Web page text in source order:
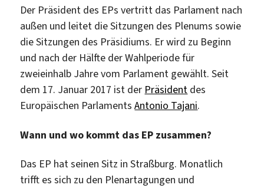
Der Präsident des EPs vertritt das Parlament nach
außen und leitet die Sitzungen des Plenums sowie
die Sitzungen des Präsidiums. Er wird zu Beginn
und nach der Hälfte der Wahlperiode für
zweieinhalb Jahre vom Parlament gewählt. Seit
dem 17. Januar 2017 ist der Präsident des
Europäischen ParlamentsAntonio Tajani.
Wann und wo kommt das EP zusammen?
Das EP hat seinen Sitz in Straßburg. Monatlich
trifft es sich zu den Plenartagungen und